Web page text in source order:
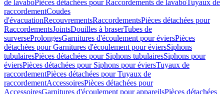
de lavaboPièces détachées pour Raccordements de lavaboTuyaux de
raccordementCoudes
d'évacuationRecouvrementsRaccordementsPièces détachées pour
RaccordementsJointsDouilles à braserTubes de
surverseProlongesGarnitures d'écoulement pour éviersPièces
détachées pour Garnitures d'écoulement pour éviersSiphons
tubulairesPièces détachées pour Siphons tubulairesSiphons pour
éviersPièces détachées pour Siphons pour éviersTuyaux de
raccordementPièces détachées pour Tuyaux de
raccordementAccessoiresPièces détachées pour
AccessoiresGarnitures d'écoulement pour appareilsPièces détachées